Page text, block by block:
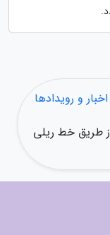
اخبار و رویدادها
از طریق خط ریلی